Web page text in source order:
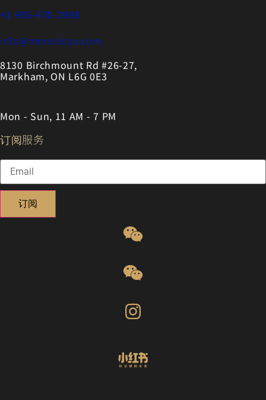
+1 905-470-2998
info@mmedispa.com
8130 Birchmount Rd #26-27,
Markham, ON L6G 0E3
Mon - Sun, 11 AM - 7 PM
订阅服务
订阅